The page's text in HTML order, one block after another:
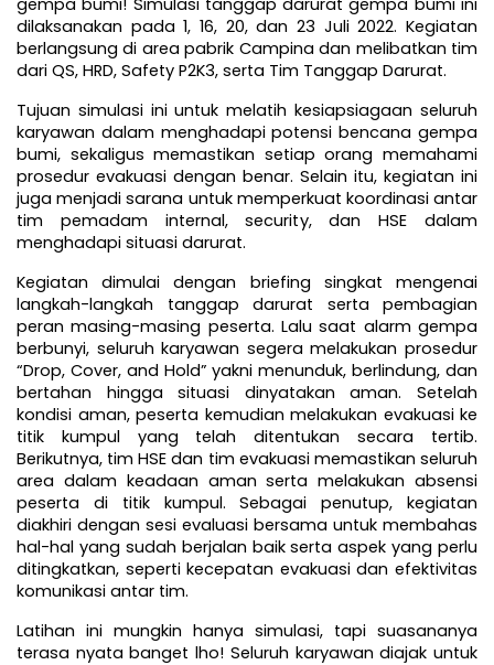
gempa bumi! Simulasi tanggap darurat gempa bumi ini
dilaksanakan pada 1, 16, 20, dan 23 Juli 2022. Kegiatan
berlangsung di area pabrik Campina dan melibatkan tim
dari QS, HRD, Safety P2K3, serta Tim Tanggap Darurat.
Tujuan simulasi ini untuk melatih kesiapsiagaan seluruh
karyawan dalam menghadapi potensi bencana gempa
bumi, sekaligus memastikan setiap orang memahami
prosedur evakuasi dengan benar. Selain itu, kegiatan ini
juga menjadi sarana untuk memperkuat koordinasi antar
tim pemadam internal, security, dan HSE dalam
menghadapi situasi darurat.
Kegiatan dimulai dengan briefing singkat mengenai
langkah-langkah tanggap darurat serta pembagian
peran masing-masing peserta. Lalu saat alarm gempa
berbunyi, seluruh karyawan segera melakukan prosedur
“Drop, Cover, and Hold” yakni menunduk, berlindung, dan
bertahan hingga situasi dinyatakan aman. Setelah
kondisi aman, peserta kemudian melakukan evakuasi ke
titik kumpul yang telah ditentukan secara tertib.
Berikutnya, tim HSE dan tim evakuasi memastikan seluruh
area dalam keadaan aman serta melakukan absensi
peserta di titik kumpul. Sebagai penutup, kegiatan
diakhiri dengan sesi evaluasi bersama untuk membahas
hal-hal yang sudah berjalan baik serta aspek yang perlu
ditingkatkan, seperti kecepatan evakuasi dan efektivitas
komunikasi antar tim.
Latihan ini mungkin hanya simulasi, tapi suasananya
terasa nyata banget lho! Seluruh karyawan diajak untuk